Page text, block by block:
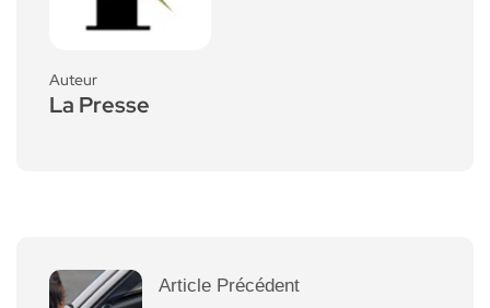
Auteur
La Presse
Article Précédent